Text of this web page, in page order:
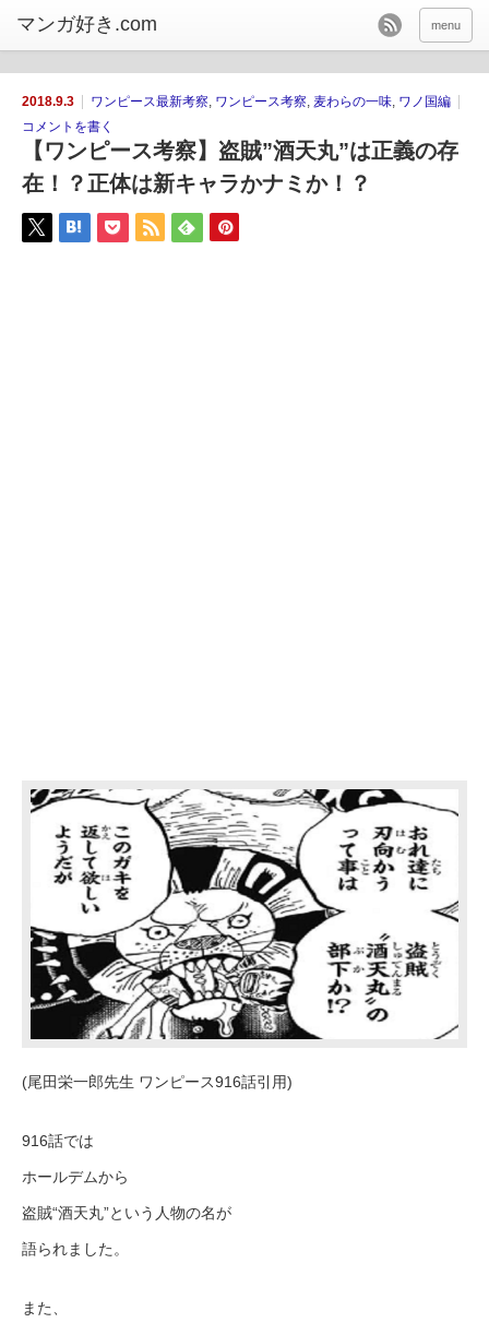
menu
2018.9.3 ワンピース最新考察, ワンピース考察, 麦わらの一味, ワノ国編
コメントを書く
【ワンピース考察】盗賊”酒天丸”は正義の存
在！？正体は新キャラかナミか！？
(尾田栄一郎先生 ワンピース916話引用)
916話では
ホールデムから
盗賊“酒天丸”という人物の名が
語られました。
また、